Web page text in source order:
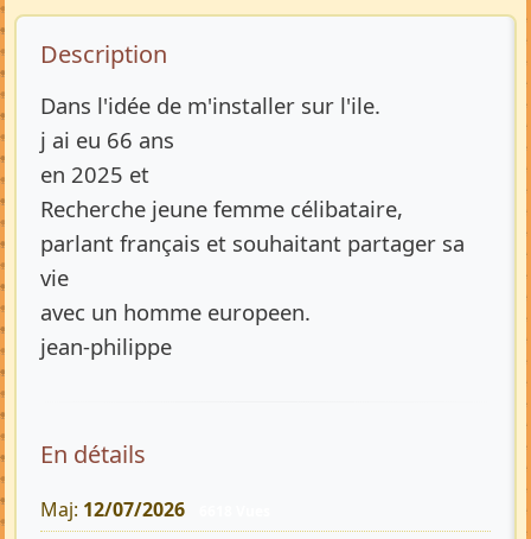
Description de l’annonce
Description
Dans l'idée de m'installer sur l'ile.
j ai eu 66 ans
en 2025 et
Recherche jeune femme célibataire,
parlant français et souhaitant partager sa
vie
avec un homme europeen.
jean-philippe
En détails
Maj: 12/07/2026